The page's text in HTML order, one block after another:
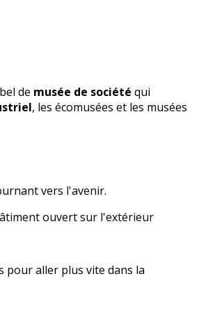
de musée de société qui
, les écomusées et les musées
vers l'avenir.
ouvert sur l'extérieur
pour aller plus vite dans la